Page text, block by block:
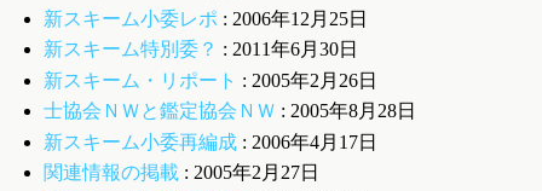
新スキーム小委レポ : 2006年12月25日
新スキーム特別委？ : 2011年6月30日
新スキーム・リポート : 2005年2月26日
士協会ＮＷと鑑定協会ＮＷ : 2005年8月28日
新スキーム小委再編成: 2006年4月17日
関連情報の掲載 : 2005年2月27日